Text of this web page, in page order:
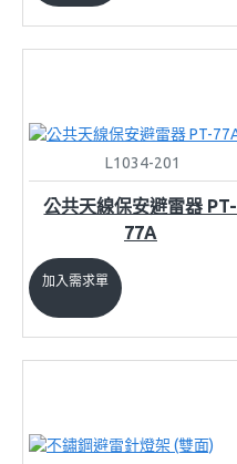
L1034-201
公共天線保安避雷器 PT-
77A
加入需求單